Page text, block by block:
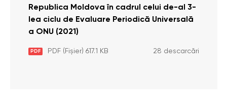
Republica Moldova în cadrul celui de-al 3-
lea ciclu de Evaluare Periodică Universală
a ONU (2021)
PDF PDF (Fișier) 617.1 KB 28 descarcări